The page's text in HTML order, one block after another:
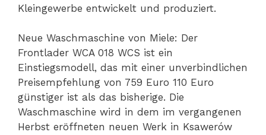
Kleingewerbe entwickelt und produziert.
Neue Waschmaschine von Miele: Der
Frontlader WCA 018 WCS ist ein
Einstiegsmodell, das mit einer unverbindlichen
Preisempfehlung von 759 Euro 110 Euro
günstiger ist als das bisherige. Die
Waschmaschine wird in dem im vergangenen
Herbst eröffneten neuen Werk in Ksawerów